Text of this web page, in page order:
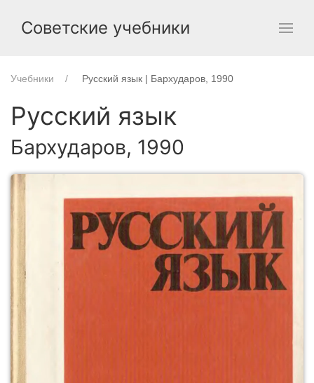
Советские учебники
Учебники Русский язык | Бархударов, 1990
Русский язык
Бархударов, 1990